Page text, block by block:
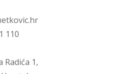
110
Radića 1,